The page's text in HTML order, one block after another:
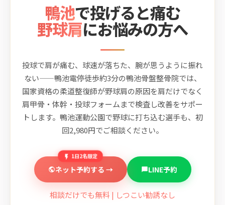
鴨池で投げると痛む
野球肩にお悩みの方へ
投球で肩が痛む、球速が落ちた、腕が思うように振れ
ない——鴨池電停徒歩約3分の鴨池骨盤整骨院では、
国家資格の柔道整復師が野球肩の原因を肩だけでなく
肩甲骨・体幹・投球フォームまで検査し改善をサポー
トします。鴨池運動公園で野球に打ち込む選手も、初
回2,980円でご相談ください。
1日2名限定
ネット予約する → LINE予約
相談だけでも無料 | しつこい勧誘なし